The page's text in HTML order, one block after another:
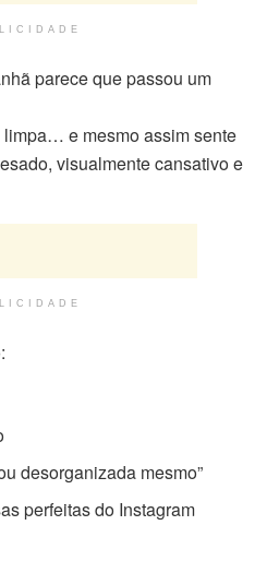
parece que passou um
e mesmo assim sente
visualmente cansativo e
desorganizada mesmo”
perfeitas do Instagram